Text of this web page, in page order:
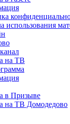
использования
на ТВ
в Призыве
на ТВ Домодедово